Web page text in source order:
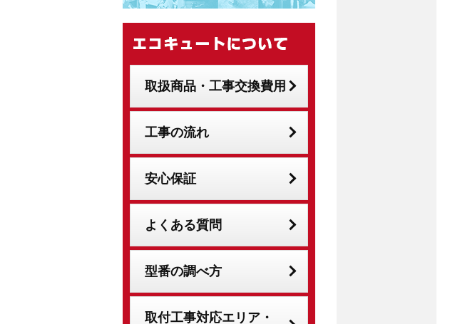
取扱商品・工事交換費用
工事の流れ
安心保証
よくある質問
型番の調べ方
取付工事対応エリア・